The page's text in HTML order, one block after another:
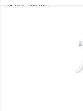
SPRAY 750 ML